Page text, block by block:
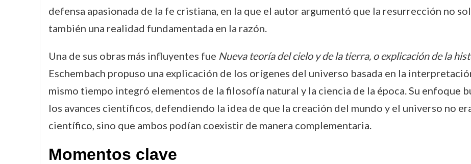
defensa apasionada de la fe cristiana, en la que el autor argumentó que la resurrección no
también una realidad fundamentada en la razón.
Una de sus obras más influyentes fue Nueva teoría del cielo y de la tierra, o explicación de la
Eschembach propuso una explicación de los orígenes del universo basada en la
mismo tiempo integró elementos de la filosofía natural y la ciencia de la época. Su enfoque
los avances científicos, defendiendo la idea de que la creación del mundo y el universo no
científico, sino que ambos podían coexistir de manera complementaria.
Momentos clave